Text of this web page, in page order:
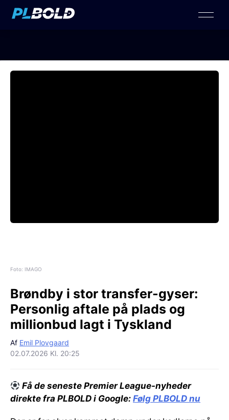
Foto: IMAGO
Brøndby i stor transfer-gyser:
Personlig aftale på plads og
millionbud lagt i Tyskland
Af Emil Plovgaard
02.07.2026 Kl. 20:25
Få de seneste Premier League-nyheder
direkte fra PLBOLD i Google: Følg PLBOLD nu